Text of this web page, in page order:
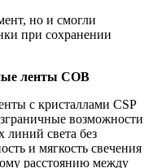
но и смогли
при сохранении
ленты СОВ
с кристаллами CSP
возможности
линий света без
и мягкость свечения
расстоянию между